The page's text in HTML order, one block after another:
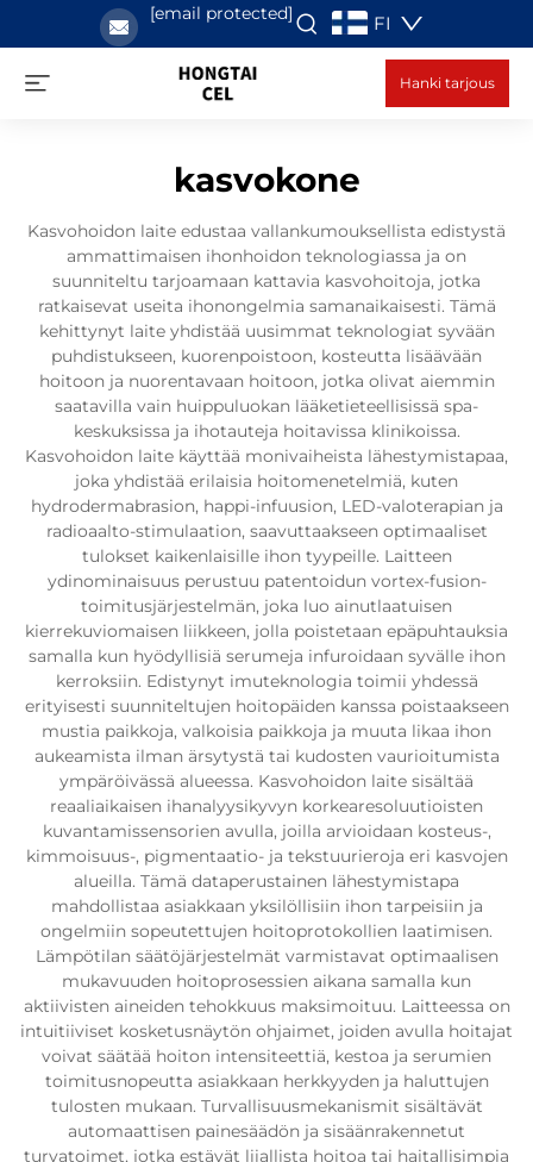
[email protected] FI
Hanki tarjous
kasvokone
Kasvohoidon laite edustaa vallankumouksellista edistystä
ammattimaisen ihonhoidon teknologiassa ja on
suunniteltu tarjoamaan kattavia kasvohoitoja, jotka
ratkaisevat useita ihonongelmia samanaikaisesti. Tämä
kehittynyt laite yhdistää uusimmat teknologiat syvään
puhdistukseen, kuorenpoistoon, kosteutta lisäävään
hoitoon ja nuorentavaan hoitoon, jotka olivat aiemmin
saatavilla vain huippuluokan lääketieteellisissä spa-
keskuksissa ja ihotauteja hoitavissa klinikoissa.
Kasvohoidon laite käyttää monivaiheista lähestymistapaa,
joka yhdistää erilaisia hoitomenetelmiä, kuten
hydrodermabrasion, happi-infuusion, LED-valoterapian ja
radioaalto-stimulaation, saavuttaakseen optimaaliset
tulokset kaikenlaisille ihon tyypeille. Laitteen
ydinominaisuus perustuu patentoidun vortex-fusion-
toimitusjärjestelmän, joka luo ainutlaatuisen
kierrekuviomaisen liikkeen, jolla poistetaan epäpuhtauksia
samalla kun hyödyllisiä serumeja infuroidaan syvälle ihon
kerroksiin. Edistynyt imuteknologia toimii yhdessä
erityisesti suunniteltujen hoitopäiden kanssa poistaakseen
mustia paikkoja, valkoisia paikkoja ja muuta likaa ihon
aukeamista ilman ärsytystä tai kudosten vaurioitumista
ympäröivässä alueessa. Kasvohoidon laite sisältää
reaaliaikaisen ihanalyysikyvyn korkearesoluutioisten
kuvantamissensorien avulla, joilla arvioidaan kosteus-,
kimmoisuus-, pigmentaatio- ja tekstuurieroja eri kasvojen
alueilla. Tämä dataperustainen lähestymistapa
mahdollistaa asiakkaan yksilöllisiin ihon tarpeisiin ja
ongelmiin sopeutettujen hoitoprotokollien laatimisen.
Lämpötilan säätöjärjestelmät varmistavat optimaalisen
mukavuuden hoitoprosessien aikana samalla kun
aktiivisten aineiden tehokkuus maksimoituu. Laitteessa on
intuitiiviset kosketusnäytön ohjaimet, joiden avulla hoitajat
voivat säätää hoiton intensiteettiä, kestoa ja serumien
toimitusnopeutta asiakkaan herkkyyden ja haluttujen
tulosten mukaan. Turvallisuusmekanismit sisältävät
automaattisen painesäädön ja sisäänrakennetut
turvatoimet, jotka estävät liiallista hoitoa tai haitallisimpia